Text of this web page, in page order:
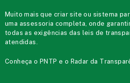
Muito mais quecriar site ou sistema
uma assessoria completa, onde
todas as exigências das leis de
atendidas.
Conheça oPNTP e o Radar da